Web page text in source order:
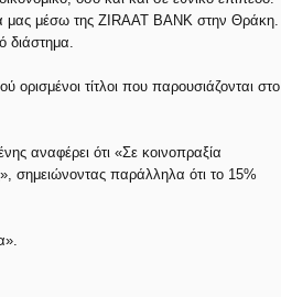
μας μέσω της ZIRAAT BANK στην Θράκη.
διάστημα.
τίτλοι που παρουσιάζονται στο
αναφέρει ότι «Σε κοινοπραξία
σημειώνοντας παράλληλα ότι το 15%